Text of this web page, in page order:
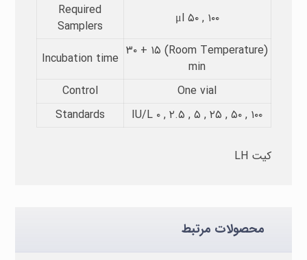
μl ۵۰ , ۱۰۰
Required
Samplers​
(Room Temperature) ۳۰ + ۱۵
min
Incubation time​
One vial
Control
IU/L ۰ , ۲.۵ , ۵ , ۲۵ , ۵۰ , ۱۰۰
Standards
کیت LH
محصولات مرتبط